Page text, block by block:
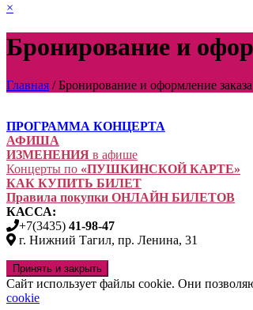
×
Бронирование и
Главная /Бронирование и оформление заказа
ПРОГРАММА КОНЦЕРТА
АФИША
ИЗМЕНЕНИЯ в афише
Концерты по «ПУШКИНСКОЙ КАРТЕ»
КАК КУПИТЬ БИЛЕТ
Правила покупки ОНЛАЙН БИЛЕТОВ
КАССА:
+7(3435) 41-98-47
г. Нижний Тагил, пр. Ленина, 31
Сайт использует файлы cookie. Они
cookie